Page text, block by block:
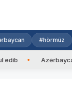
#hörmüz
Azərbaycan və